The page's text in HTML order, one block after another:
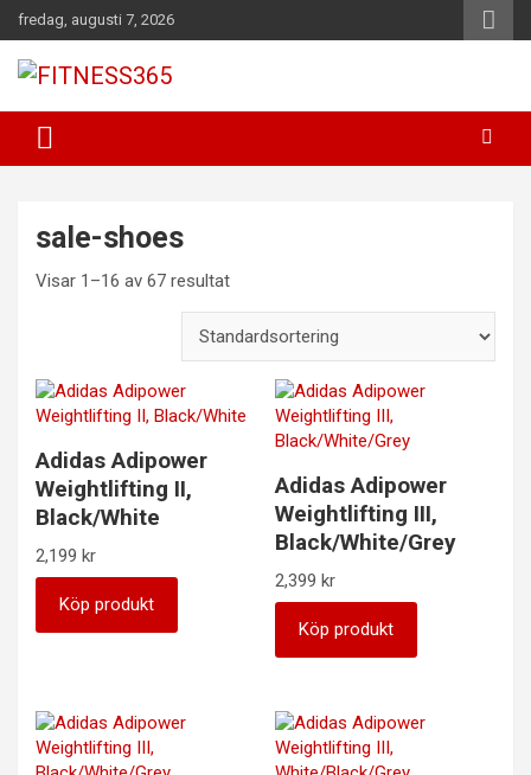
Hoppa
till
innehåll
fredag, augusti 7, 2026
FITNESS365
sale-shoes
Visar 1–16 av 67 resultat
Adidas Adipower
Weightlifting II,
Black/White
2,199 kr
Köp produkt
Adidas Adipower
Weightlifting III,
Black/White/Grey
2,399 kr
Köp produkt